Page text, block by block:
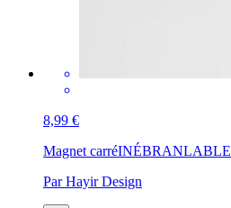
8,99 €
Magnet carréINÉBRANLABLE
Par Hayir Design